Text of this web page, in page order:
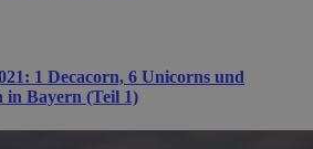
1 Decacorn, 6 Unicorns und
in Bayern (Teil 1)